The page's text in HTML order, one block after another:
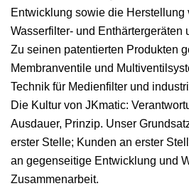
Entwicklung sowie die Herstellung
Wasserfilter- und Enthärtergeräten
Zu seinen patentierten Produkten
Membranventile und
Technik für Medienfilter und
Die Kultur von JKmatic:
Ausdauer, Prinzip. Unser
erster Stelle; Kunden an erster
an gegenseitige Entwicklung und
Zusammenarbeit.